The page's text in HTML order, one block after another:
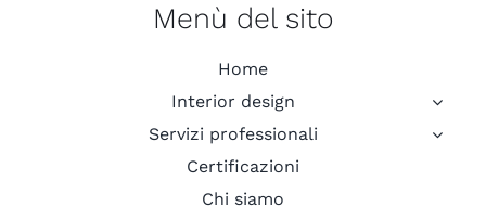
Menù del sito
Home
Interior design
Servizi professionali
Certificazioni
Chi siamo